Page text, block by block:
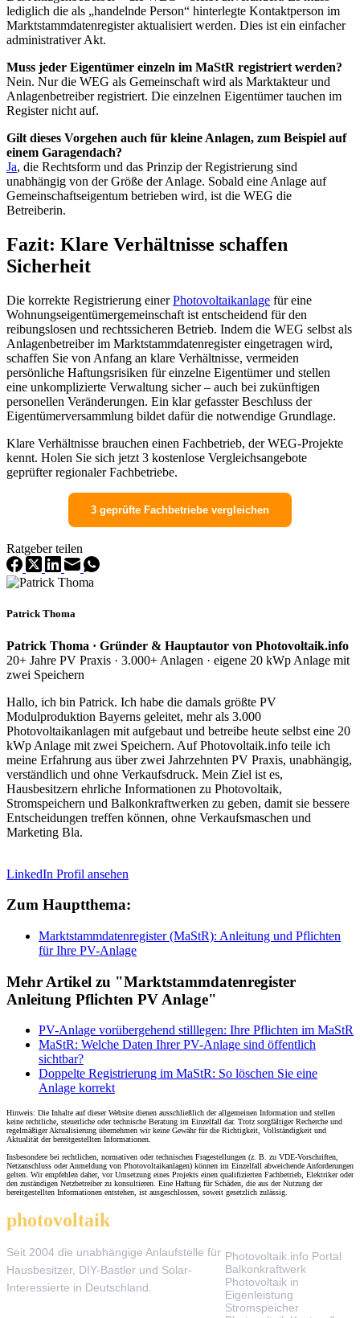
lediglich die als „handelnde Person“ hinterlegte Kontaktperson im
Marktstammdatenregister aktualisiert werden. Dies ist ein einfacher
administrativer Akt.
Muss jeder Eigentümer einzeln im MaStR registriert werden?
Nein. Nur die WEG als Gemeinschaft wird als Marktakteur und
Anlagenbetreiber registriert. Die einzelnen Eigentümer tauchen im
Register nicht auf.
Gilt dieses Vorgehen auch für kleine Anlagen, zum Beispiel auf
einem Garagendach?
Ja, die Rechtsform und das Prinzip der Registrierung sind
unabhängig von der Größe der Anlage. Sobald eine Anlage auf
Gemeinschaftseigentum betrieben wird, ist die WEG die
Betreiberin.
Fazit: Klare Verhältnisse schaffen
Sicherheit
Die korrekte Registrierung einerPhotovoltaikanlage für eine
Wohnungseigentümergemeinschaft ist entscheidend für den
reibungslosen und rechtssicheren Betrieb. Indem die WEG selbst als
Anlagenbetreiber im Marktstammdatenregister eingetragen wird,
schaffen Sie von Anfang an klare Verhältnisse, vermeiden
persönliche Haftungsrisiken für einzelne Eigentümer und stellen
eine unkomplizierte Verwaltung sicher – auch bei zukünftigen
personellen Veränderungen. Ein klar gefasster Beschluss der
Eigentümerversammlung bildet dafür die notwendige Grundlage.
Klare Verhältnisse brauchen einen Fachbetrieb, der WEG-Projekte
kennt. Holen Sie sich jetzt 3 kostenlose Vergleichsangebote
geprüfter regionaler Fachbetriebe.
3 geprüfte Fachbetriebe vergleichen
Ratgeber teilen
Patrick Thoma
Patrick Thoma · Gründer & Hauptautor von Photovoltaik.info
20+ Jahre PV Praxis · 3.000+ Anlagen · eigene 20 kWp Anlage mit
zwei Speichern
Hallo, ich bin Patrick. Ich habe die damals größte PV
Modulproduktion Bayerns geleitet, mehr als 3.000
Photovoltaikanlagen mit aufgebaut und betreibe heute selbst eine 20
kWp Anlage mit zwei Speichern. Auf Photovoltaik.info teile ich
meine Erfahrung aus über zwei Jahrzehnten PV Praxis, unabhängig,
verständlich und ohne Verkaufsdruck. Mein Ziel ist es,
Hausbesitzern ehrliche Informationen zu Photovoltaik,
Stromspeichern und Balkonkraftwerken zu geben, damit sie bessere
Entscheidungen treffen können, ohne Verkaufsmaschen und
Marketing Bla.
LinkedIn Profil ansehen
Zum Hauptthema:
Marktstammdatenregister (MaStR): Anleitung und Pflichten
für Ihre PV-Anlage
Mehr Artikel zu "Marktstammdatenregister
Anleitung Pflichten PV Anlage"
PV-Anlage vorübergehend stilllegen: Ihre Pflichten im MaStR
MaStR: Welche Daten Ihrer PV-Anlage sind öffentlich
sichtbar?
Doppelte Registrierung im MaStR: So löschen Sie eine
Anlage korrekt
Hinweis: Die Inhalte auf dieser Website dienen ausschließlich der allgemeinen Information und stellen
keine rechtliche, steuerliche oder technische Beratung im Einzelfall dar. Trotz sorgfältiger Recherche und
regelmäßiger Aktualisierung übernehmen wir keine Gewähr für die Richtigkeit, Vollständigkeit und
Aktualität der bereitgestellten Informationen.
Insbesondere bei rechtlichen, normativen oder technischen Fragestellungen (z. B. zu VDE-Vorschriften,
Netzanschluss oder Anmeldung von Photovoltaikanlagen) können im Einzelfall abweichende Anforderungen
gelten. Wir empfehlen daher, vor Umsetzung eines Projekts einen qualifizierten Fachbetrieb, Elektriker oder
den zuständigen Netzbetreiber zu konsultieren. Eine Haftung für Schäden, die aus der Nutzung der
bereitgestellten Informationen entstehen, ist ausgeschlossen, soweit gesetzlich zulässig.
photovoltaik.info
Seit 2004 die unabhängige Anlaufstelle für
Hausbesitzer, DIY-Bastler und Solar-
Interessierte in Deutschland.
Photovoltaik.info Portal
Balkonkraftwerk
Photovoltaik in
Eigenleistung
Stromspeicher